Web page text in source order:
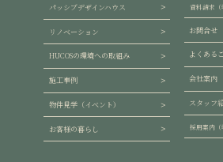
パッシブデザインハウス
リノベーション
HUCOSの環境への取組み
施工事例
物件見学（イベント）
お客様の暮らし
資料請求（
お問合せ
よくある
会社案内
スタッフ
採用案内（